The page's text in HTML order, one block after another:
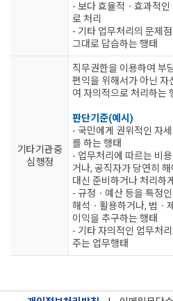
- 보다 효율적ㆍ효과적
로 처리
- 기타 업무처리의 문제
그대로 답습하는 행태
기타 기관 중
심 행정
직무권한을 이용하여 부
편익을 위해서가 아닌 자
여 자의적으로 처리하는
판단기준(예시)
- 국민에게 권위적인 자
를 하는 행태
- 업무처리에 따르는 비
거나, 공직자가 당연히
대신 준비하거나 처리하
- 규정ㆍ예산 등을 특정
해석ㆍ활용하거나, 법ㆍ
이익을 추구하는 행태
- 기타 자의적인 업무처
주는 업무행태